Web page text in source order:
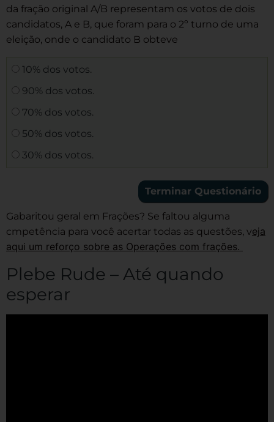
da fração original A/B representam os votos de dois
candidatos, A e B, que foram para o 2º turno de uma
eleição, onde o candidato B obteve
10% dos votos.
90% dos votos.
70% dos votos.
50% dos votos.
30% dos votos.
Gabaritou geral em Frações? Se faltou alguma
cmpetência para você acertar todas as questões, veja
aqui um reforço sobre as Operações com frações.
Plebe Rude – Até quando
esperar